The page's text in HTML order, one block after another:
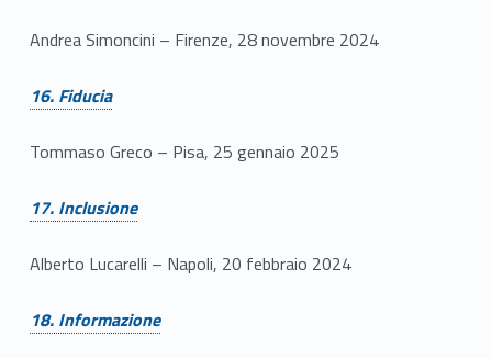
Andrea Simoncini – Firenze, 28 novembre 2024
Link identifier #identifier__24118-18
16. Fiducia
Tommaso Greco – Pisa, 25 gennaio 2025
Link identifier #identifier__97615-19
17. Inclusione
Alberto Lucarelli – Napoli, 20 febbraio 2024
Link identifier #identifier__196602-20
18. Informazione